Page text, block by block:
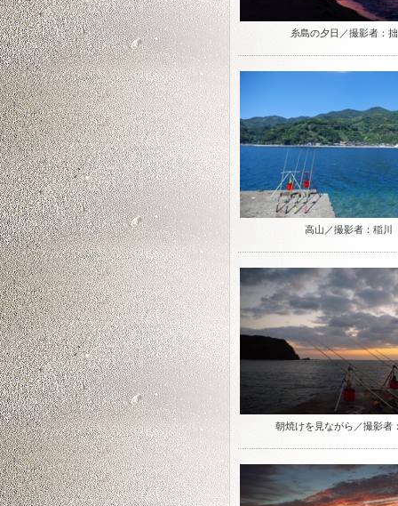
糸島の夕日／撮影者：
高山／撮影者：稲川
朝焼けを見ながら／撮影者